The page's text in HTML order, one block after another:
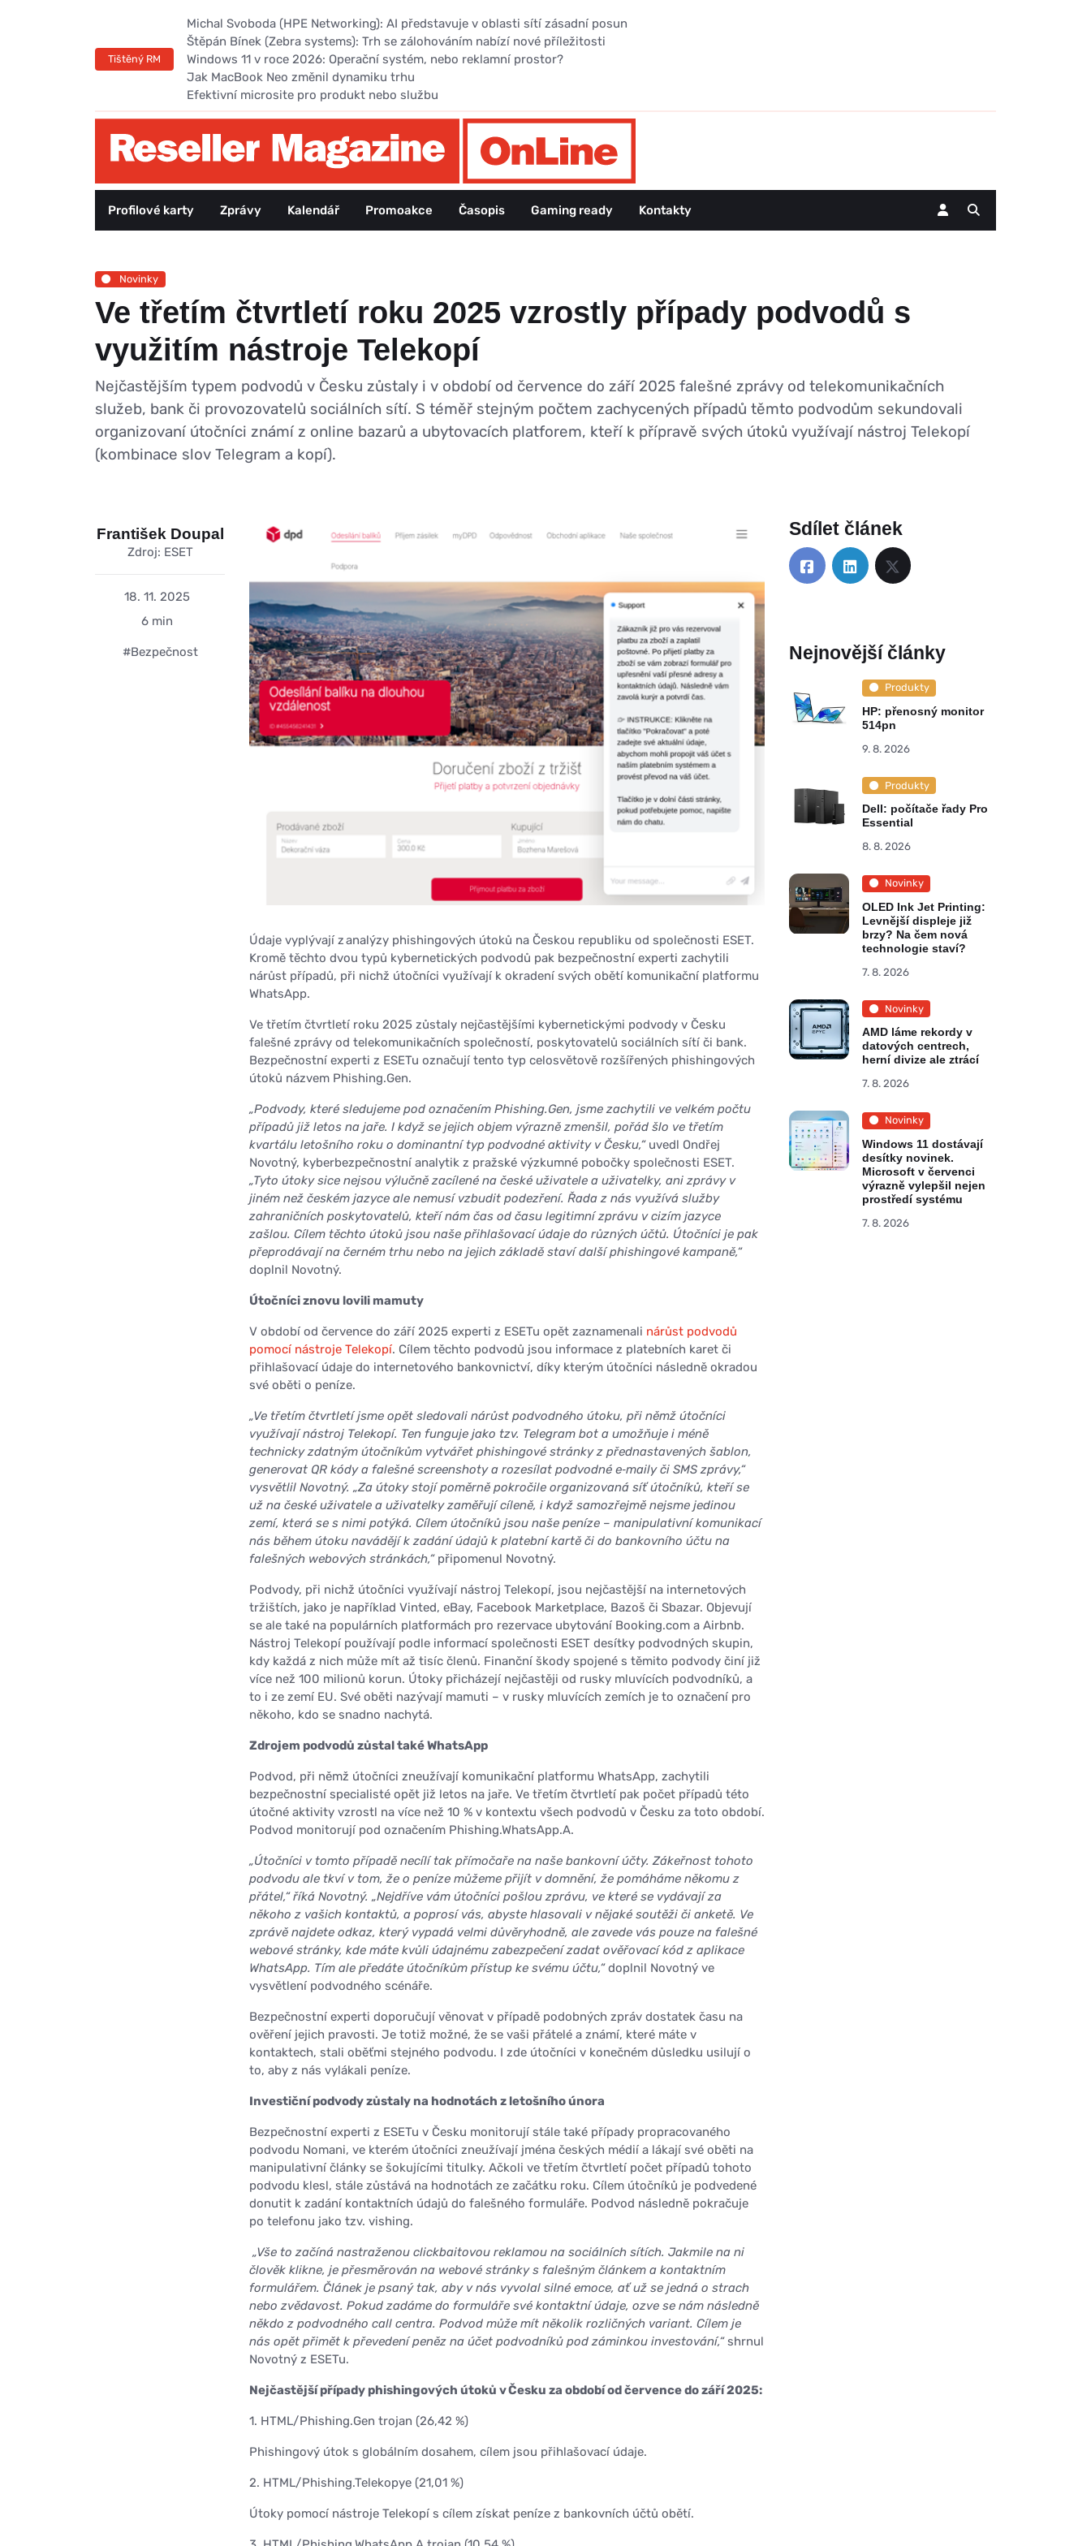
Tištěný RM
Michal Svoboda (HPE Networking): AI představuje v oblasti sítí zásadní posun
Štěpán Bínek (Zebra systems): Trh se zálohováním nabízí nové příležitosti
Windows 11 v roce 2026: Operační systém, nebo reklamní prostor?
Jak MacBook Neo změnil dynamiku trhu
Efektivní microsite pro produkt nebo službu
Profilové karty Zprávy Kalendář Promoakce Časopis Gaming ready Kontakty
Novinky
Ve třetím čtvrtletí roku 2025 vzrostly případy podvodů s
využitím nástroje Telekopí
Nejčastějším typem podvodů v Česku zůstaly i v období od července do září 2025 falešné zprávy od telekomunikačních
služeb, bank či provozovatelů sociálních sítí. S téměř stejným počtem zachycených případů těmto podvodům sekundovali
organizovaní útočníci známí z online bazarů a ubytovacích platforem, kteří k přípravě svých útoků využívají nástroj Telekopí
(kombinace slov Telegram a kopí).
František Doupal
Zdroj: ESET
18. 11. 2025
6 min
#Bezpečnost
Údaje vyplývají z analýzy phishingových útoků na Českou republiku od společnosti ESET.
Kromě těchto dvou typů kybernetických podvodů pak bezpečnostní experti zachytili
nárůst případů, při nichž útočníci využívají k okradení svých obětí komunikační platformu
WhatsApp.
Ve třetím čtvrtletí roku 2025 zůstaly nejčastějšími kybernetickými podvody v Česku
falešné zprávy od telekomunikačních společností, poskytovatelů sociálních sítí či bank.
Bezpečnostní experti z ESETu označují tento typ celosvětově rozšířených phishingových
útoků názvem Phishing.Gen.
„Podvody, které sledujeme pod označením Phishing.Gen, jsme zachytili ve velkém počtu
případů již letos na jaře. I když se jejich objem výrazně zmenšil, pořád šlo ve třetím
kvartálu letošního roku o dominantní typ podvodné aktivity v Česku,“uvedl Ondřej
Novotný, kyberbezpečnostní analytik z pražské výzkumné pobočky společnosti ESET.
„Tyto útoky sice nejsou výlučně zacílené na české uživatele a uživatelky, ani zprávy v
jiném než českém jazyce ale nemusí vzbudit podezření. Řada z nás využívá služby
zahraničních poskytovatelů, kteří nám čas od času legitimní zprávu v cizím jazyce
zašlou. Cílem těchto útoků jsou naše přihlašovací údaje do různých účtů. Útočníci je pak
přeprodávají na černém trhu nebo na jejich základě staví další phishingové kampaně,“
doplnil Novotný.
Útočníci znovu lovili mamuty
V období od července do září 2025 experti z ESETu opět zaznamenali nárůst podvodů
pomocí nástroje Telekopí. Cílem těchto podvodů jsou informace z platebních karet či
přihlašovací údaje do internetového bankovnictví, díky kterým útočníci následně okradou
své oběti o peníze.
„Ve třetím čtvrtletí jsme opět sledovali nárůst podvodného útoku, při němž útočníci
využívají nástroj Telekopí. Ten funguje jako tzv. Telegram bot a umožňuje i méně
technicky zdatným útočníkům vytvářet phishingové stránky z přednastavených šablon,
generovat QR kódy a falešné screenshoty a rozesílat podvodné e‑maily či SMS zprávy,“
vysvětlil Novotný. „Za útoky stojí poměrně pokročile organizovaná síť útočníků, kteří se
už na české uživatele a uživatelky zaměřují cíleně, i když samozřejmě nejsme jedinou
zemí, která se s nimi potýká. Cílem útočníků jsou naše peníze – manipulativní komunikací
nás během útoku navádějí k zadání údajů k platební kartě či do bankovního účtu na
falešných webových stránkách,“připomenul Novotný.
Podvody, při nichž útočníci využívají nástroj Telekopí, jsou nejčastější na internetových
tržištích, jako je například Vinted, eBay, Facebook Marketplace, Bazoš či Sbazar. Objevují
se ale také na populárních platformách pro rezervace ubytování Booking.com a Airbnb.
Nástroj Telekopí používají podle informací společnosti ESET desítky podvodných skupin,
kdy každá z nich může mít až tisíc členů. Finanční škody spojené s těmito podvody činí již
více než 100 milionů korun. Útoky přicházejí nejčastěji od rusky mluvících podvodníků, a
to i ze zemí EU. Své oběti nazývají mamuti – v rusky mluvících zemích je to označení pro
někoho, kdo se snadno nachytá.
Zdrojem podvodů zůstal také WhatsApp
Podvod, při němž útočníci zneužívají komunikační platformu WhatsApp, zachytili
bezpečnostní specialisté opět již letos na jaře. Ve třetím čtvrtletí pak počet případů této
útočné aktivity vzrostl na více než 10 % v kontextu všech podvodů v Česku za toto období.
Podvod monitorují pod označením Phishing.WhatsApp.A.
„Útočníci v tomto případě necílí tak přímočaře na naše bankovní účty. Zákeřnost tohoto
podvodu ale tkví v tom, že o peníze můžeme přijít v domnění, že pomáháme někomu z
přátel,“ říká Novotný. „Nejdříve vám útočníci pošlou zprávu, ve které se vydávají za
někoho z vašich kontaktů, a poprosí vás, abyste hlasovali v nějaké soutěži či anketě. Ve
zprávě najdete odkaz, který vypadá velmi důvěryhodně, ale zavede vás pouze na falešné
webové stránky, kde máte kvůli údajnému zabezpečení zadat ověřovací kód z aplikace
WhatsApp. Tím ale předáte útočníkům přístup ke svému účtu,“doplnil Novotný ve
vysvětlení podvodného scénáře.
Bezpečnostní experti doporučují věnovat v případě podobných zpráv dostatek času na
ověření jejich pravosti. Je totiž možné, že se vaši přátelé a známí, které máte v
kontaktech, stali oběťmi stejného podvodu. I zde útočníci v konečném důsledku usilují o
to, aby z nás vylákali peníze.
Investiční podvody zůstaly na hodnotách z letošního února
Bezpečnostní experti z ESETu v Česku monitorují stále také případy propracovaného
podvodu Nomani, ve kterém útočníci zneužívají jména českých médií a lákají své oběti na
manipulativní články se šokujícími titulky. Ačkoli ve třetím čtvrtletí počet případů tohoto
podvodu klesl, stále zůstává na hodnotách ze začátku roku. Cílem útočníků je podvedené
donutit k zadání kontaktních údajů do falešného formuláře. Podvod následně pokračuje
po telefonu jako tzv. vishing.
„Vše to začíná nastraženou clickbaitovou reklamou na sociálních sítích. Jakmile na ni
člověk klikne, je přesměrován na webové stránky s falešným článkem a kontaktním
formulářem. Článek je psaný tak, aby v nás vyvolal silné emoce, ať už se jedná o strach
nebo zvědavost. Pokud zadáme do formuláře své kontaktní údaje, ozve se nám následně
někdo z podvodného call centra. Podvod může mít několik rozličných variant. Cílem je
nás opět přimět k převedení peněz na účet podvodníků pod záminkou investování,“shrnul
Novotný z ESETu.
Nejčastější případy phishingových útoků v Česku za období od července do září 2025:
1. HTML/Phishing.Gen trojan (26,42 %)
Phishingový útok s globálním dosahem, cílem jsou přihlašovací údaje.
2. HTML/Phishing.Telekopye (21,01 %)
Útoky pomocí nástroje Telekopí s cílem získat peníze z bankovních účtů obětí.
Sdílet článek
Nejnovější články
Produkty
HP: přenosný monitor
514pn
9. 8. 2026
Produkty
Dell: počítače řady Pro
Essential
8. 8. 2026
Novinky
OLED Ink Jet Printing:
Levnější displeje již
brzy? Na čem nová
technologie staví?
7. 8. 2026
Novinky
AMD láme rekordy v
datových centrech,
herní divize ale ztrácí
7. 8. 2026
Novinky
Windows 11 dostávají
desítky novinek.
Microsoft v červenci
výrazně vylepšil nejen
prostředí systému
7. 8. 2026